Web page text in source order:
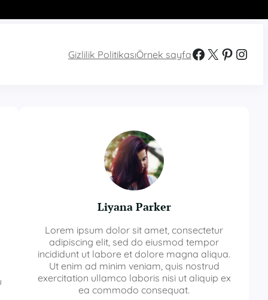
Gizlilik PolitikasıÖrnek sayfaFacebook X Pinterest Instagram
Liyana Parker
Lorem ipsum dolor sit amet, consectetur
adipiscing elit, sed do eiusmod tempor
incididunt ut labore et dolore magna aliqua.
Ut enim ad minim veniam, quis nostrud
exercitation ullamco laboris nisi ut aliquip ex
ea commodo consequat.